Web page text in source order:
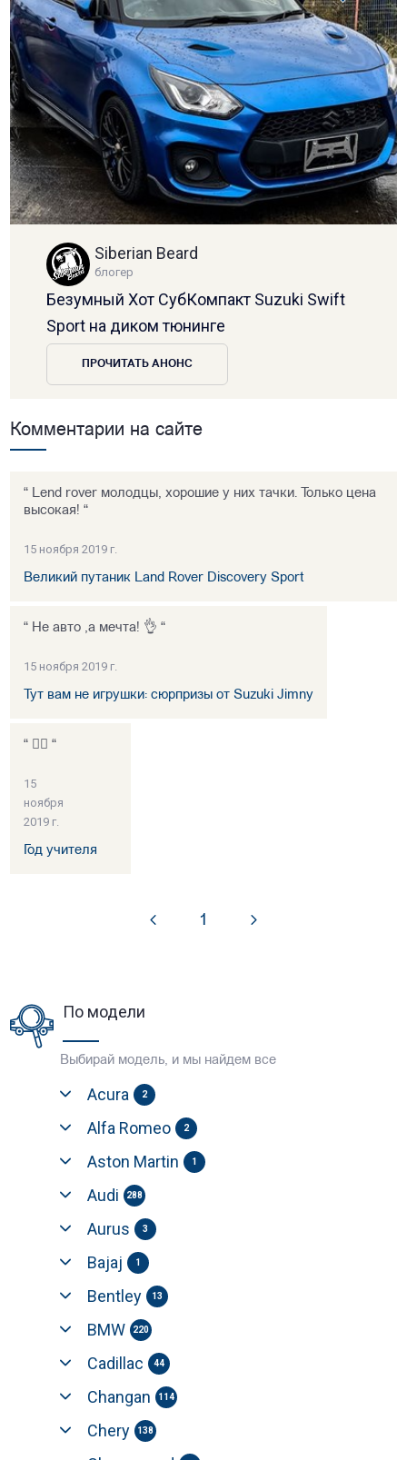
Siberian Beard
блогер
Безумный Хот СубКомпакт Suzuki Swift
Sport на диком тюнинге
ПРОЧИТАТЬ АНОНС
Комментарии на сайте
“ Lend rover молодцы, хорошие у них тачки. Только цена
высокая! “
15 ноября 2019 г.
Великий путаник Land Rover Discovery Sport
“ Не авто ,а мечта! 👌 “
15 ноября 2019 г.
Тут вам не игрушки: сюрпризы от Suzuki Jimny
“ 👍🏻 “
15
ноября
2019 г.
Год учителя
1
По модели
Выбирай модель, и мы найдем все
Acura 2
Alfa Romeo 2
Aston Martin 1
Audi 288
Aurus 3
Bajaj 1
Bentley 13
BMW 220
Cadillac 44
Changan 114
Chery 138